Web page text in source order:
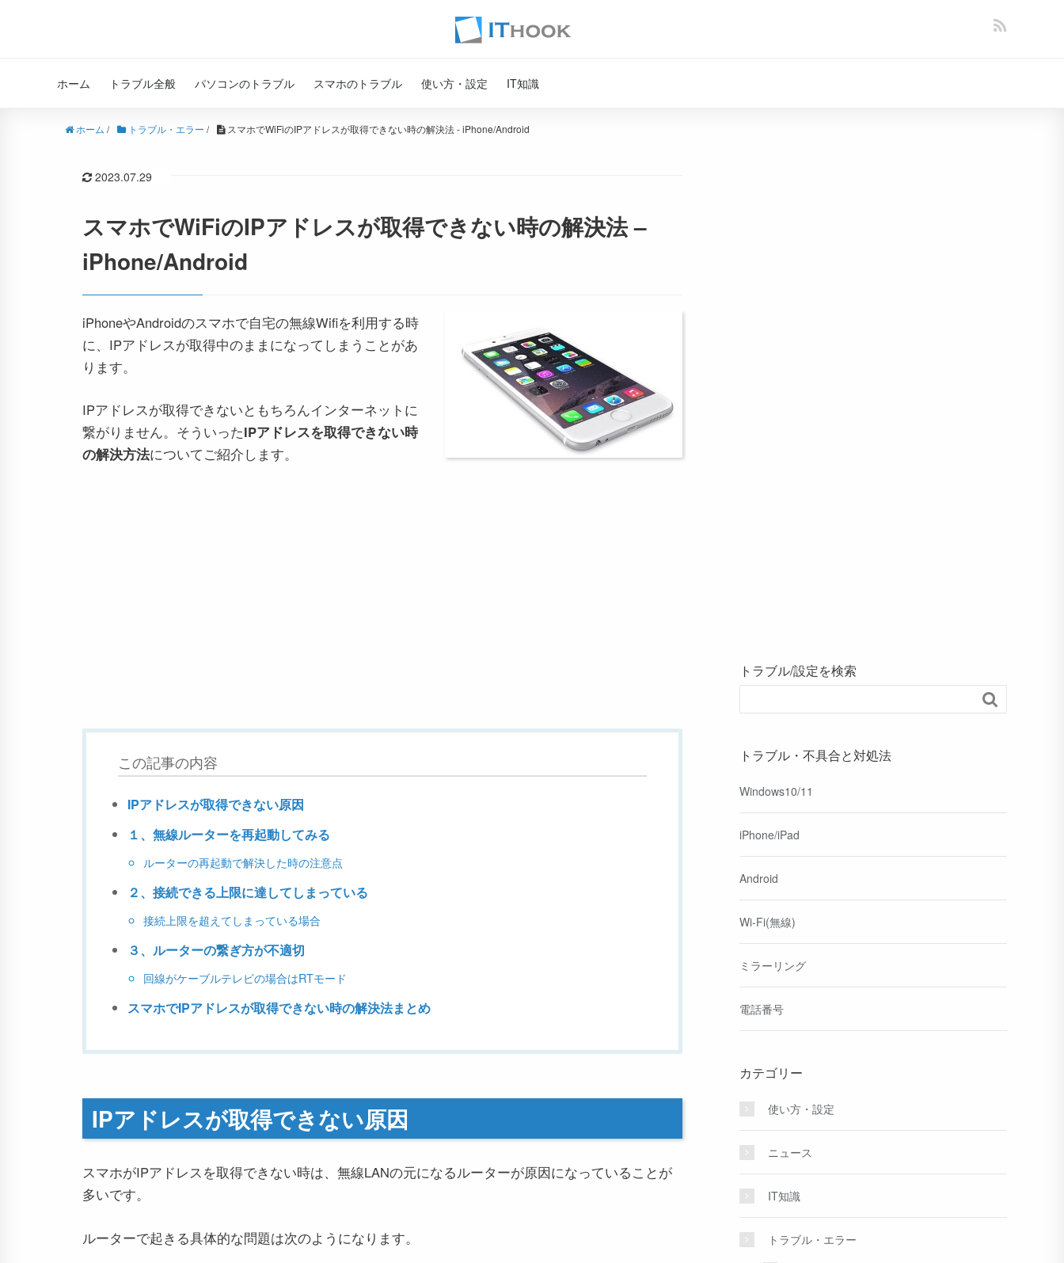
ホーム トラブル全般 パソコンのトラブル スマホのトラブル 使い方・設定 IT知識
ホーム / トラブル・エラー / スマホでWiFiのIPアドレスが取得できない時の解決法 - iPhone/Android
2023.07.29
スマホでWiFiのIPアドレスが取得できない時の解決法 –
iPhone/Android
iPhoneやAndroidのスマホで自宅の無線Wifiを利用する時
に、IPアドレスが取得中のままになってしまうことがあ
ります。
IPアドレスが取得できないともちろんインターネットに
繋がりません。そういったIPアドレスを取得できない時
の解決方法についてご紹介します。
この記事の内容
IPアドレスが取得できない原因
１、無線ルーターを再起動してみる
ルーターの再起動で解決した時の注意点
２、接続できる上限に達してしまっている
接続上限を超えてしまっている場合
３、ルーターの繋ぎ方が不適切
回線がケーブルテレビの場合はRTモード
スマホでIPアドレスが取得できない時の解決法まとめ
IPアドレスが取得できない原因
スマホがIPアドレスを取得できない時は、無線LANの元になるルーターが原因になっていることが
多いです。
ルーターで起きる具体的な問題は次のようになります。
トラブル/設定を検索

トラブル・不具合と対処法
Windows10/11
iPhone/iPad
Android
Wi-Fi(無線)
ミラーリング
電話番号
カテゴリー
使い方・設定
ニュース
IT知識
トラブル・エラー